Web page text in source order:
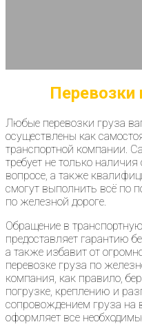
Перевозки
Любые перевозки груза
осуществлены как
транспортной компании.
требует не только
вопросе, а также
смогут выполнить всё по
по железной дороге.
Обращение в
предоставляет гарантию
а также избавит от
перевозке груза по
компания, как правило,
погрузке, креплению и
сопровождением груза на
оформляет все